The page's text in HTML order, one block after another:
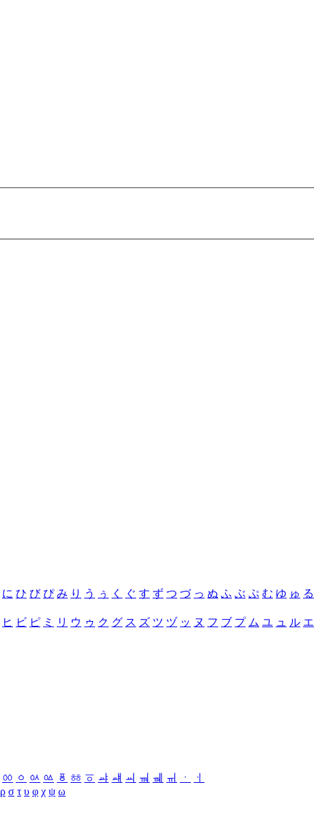
に ひ び ぴ み り う ぅ く ぐ す ず つ づ っ ぬ ふ ぶ ぷ む ゆ ゅ る
ヒ ビ ピ ミ リ ウ ゥ ク グ ス ズ ツ ヅ ッ ヌ フ ブ プ ム ユ ュ ル エ
ㆀ ㆁ ㆂ ㆃ ㆄ ㆅ ㆆ ㆇ ㆈ ㆉ ㆊ ㆋ ㆌ ㆍ
ㆎ
ρ σ τ υ φ χ ψ ω